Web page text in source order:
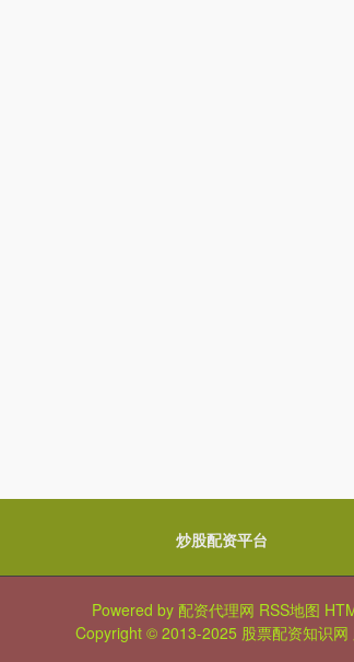
炒股配资平台
Powered by 配资代理网 RSS地图
Copyright © 2013-2025 股票配资知识网